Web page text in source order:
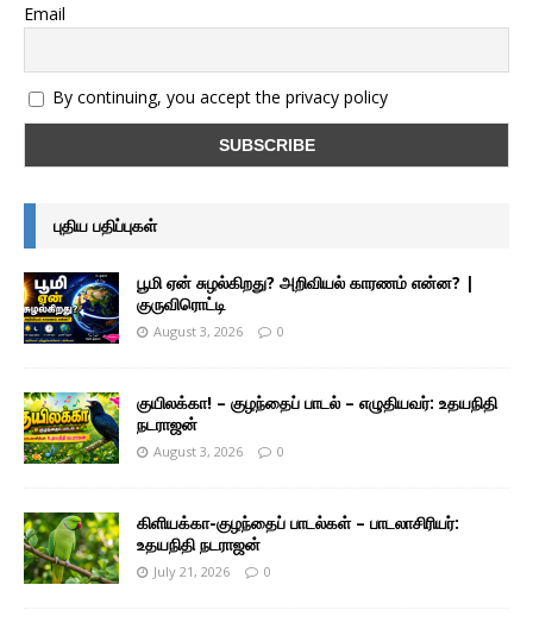
Email
By continuing, you accept the privacy policy
புதிய பதிப்புகள்
பூமி ஏன் சுழல்கிறது? அறிவியல் காரணம் என்ன? |
குருவிரொட்டி
August 3, 2026 0
குயிலக்கா! – குழந்தைப் பாடல் – எழுதியவர்: உதயநிதி
நடராஜன்
August 3, 2026 0
கிளியக்கா-குழந்தைப் பாடல்கள் – பாடலாசிரியர்:
உதயநிதி நடராஜன்
July 21, 2026 0